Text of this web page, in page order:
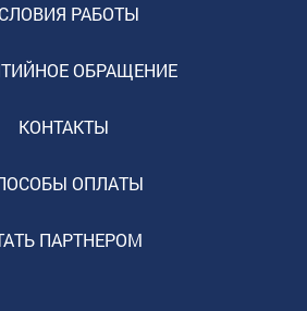
РАБОТЫ
ОБРАЩЕНИЕ
КОНТАКТЫ
ОПЛАТЫ
ПАРТНЕРОМ